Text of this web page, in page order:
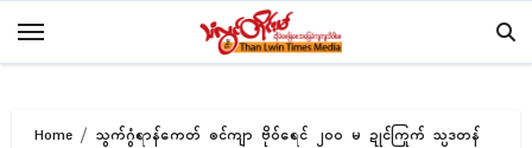
Home သွက်ဂွံရာန်ကေတ် ၜင်ကျာ ဗိုဝ်ရေၚ် ၂၀၀ မ ဍုၚ်ကြုက် သ္ပဒတန်